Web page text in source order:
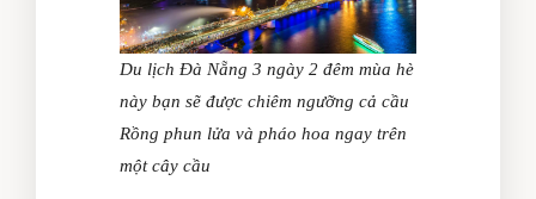
Du lịch Đà Nẵng 3 ngày 2 đêm mùa hè
này bạn sẽ được chiêm ngưỡng cả cầu
Rồng phun lửa và pháo hoa ngay trên
một cây cầu